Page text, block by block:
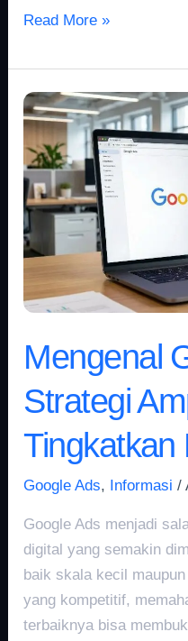
Read More »
Mengenal
Strategi
Tingkatkan
Google Ads, Informasi /
Google Ads menjadi
digital yang semakin
baik skala kecil
yang kompetitif,
terbaiknya bisa
Mengenal
Google
Ads:
Strategi
Ampuh
Tingkatkan
Penjualan